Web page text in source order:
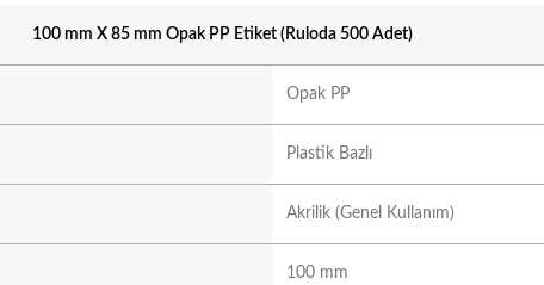
100 mm X 85 mm Opak PP Etiket (Ruloda 500 Adet)
Opak PP
Plastik Bazlı
Akrilik (Genel Kullanım)
100 mm